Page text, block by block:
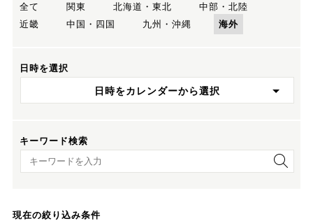
全て
関東 北海道・東北
中部・北陸
近畿
中国・四国 九州・沖縄 海外
日時を選択
日時をカレンダーから選択
キーワード検索
キーワード検索
現在の絞り込み条件